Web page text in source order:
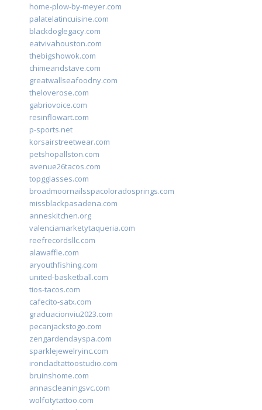
home-plow-by-meyer.com
palatelatincuisine.com
blackdoglegacy.com
eatvivahouston.com
thebigshowok.com
chimeandstave.com
greatwallseafoodny.com
theloverose.com
gabriovoice.com
resinflowart.com
p-sports.net
korsairstreetwear.com
petshopallston.com
avenue26tacos.com
topgglasses.com
broadmoornailsspacoloradosprings.com
missblackpasadena.com
anneskitchen.org
valenciamarketytaqueria.com
reefrecordsllc.com
alawaffle.com
aryouthfishing.com
united-basketball.com
tios-tacos.com
cafecito-satx.com
graduacionviu2023.com
pecanjackstogo.com
zengardendayspa.com
sparklejewelryinc.com
ironcladtattoostudio.com
bruinshome.com
annascleaningsvc.com
wolfcitytattoo.com